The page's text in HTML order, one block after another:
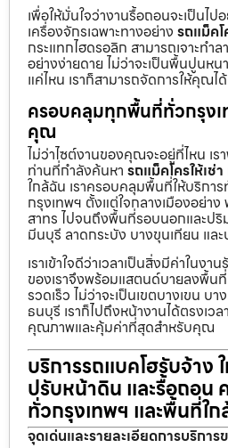
เพื่อให้มั่นใจว่างานรื้อถอนจะเป็นไป
เครื่องจักรเฉพาะทางอย่าง รถแม็ค
กระแทกไฮดรอลิก สามารถเจาะทำ
อย่างง่ายดาย ไม่ว่าจะเป็นพื้นปูนหน
แค่ไหน เราก็สามารถจัดการให้คุณได้
ครอบคลุมทุกพื้นที่ทั่วกรุงเ
คุณ
ไม่ว่าไซต์งานของคุณจะอยู่ที่ไหน เ
ท่านที่กำลังค้นหา รถแม็คโครให้เช่า
ใกล้ฉัน เราครอบคลุมพื้นที่ให้บริกา
กรุงเทพฯ ตั้งแต่ใจกลางเมืองอย่า
สาทร ไปจนถึงพื้นที่รอบนอกและป
มีนบุรี ลาดกระบัง บางขุนเทียน แล
เราเข้าใจดีว่าเวลาเป็นสิ่งมีค่าในง
ของเราจึงพร้อมแสตนด์บายลงพื้น
รวดเร็ว ไม่ว่าจะเป็นเขตบางเขน บ
ธนบุรี เราก็ไปถึงหน้างานได้ตรงเว
คุณภาพและคุ้มค่าที่สุดสำหรับคุณ
บริการรถแบคโฮรับจ้าง
ปรับหน้าดิน และรื้อถอน
ทั่วกรุงเทพฯ และพื้นที่ใ
จุดเด่นและรายละเอียดการบริการ